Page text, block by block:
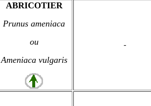
ABRICOTIER
Prunus ameniaca
ou
Ameniaca vulgaris
-